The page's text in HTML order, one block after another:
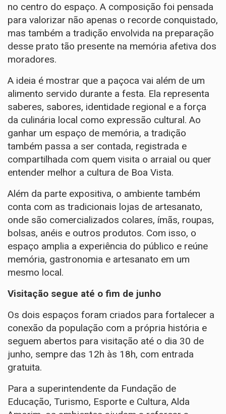
no centro do espaço. A composição foi pensada
para valorizar não apenas o recorde conquistado,
mas também a tradição envolvida na preparação
desse prato tão presente na memória afetiva dos
moradores.
A ideia é mostrar que a paçoca vai além de um
alimento servido durante a festa. Ela representa
saberes, sabores, identidade regional e a força
da culinária local como expressão cultural. Ao
ganhar um espaço de memória, a tradição
também passa a ser contada, registrada e
compartilhada com quem visita o arraial ou quer
entender melhor a cultura de Boa Vista.
Além da parte expositiva, o ambiente também
conta com as tradicionais lojas de artesanato,
onde são comercializados colares, ímãs, roupas,
bolsas, anéis e outros produtos. Com isso, o
espaço amplia a experiência do público e reúne
memória, gastronomia e artesanato em um
mesmo local.
Visitação segue até o fim de junho
Os dois espaços foram criados para fortalecer a
conexão da população com a própria história e
seguem abertos para visitação até o dia 30 de
junho, sempre das 12h às 18h, com entrada
gratuita.
Para a superintendente da Fundação de
Educação, Turismo, Esporte e Cultura, Alda